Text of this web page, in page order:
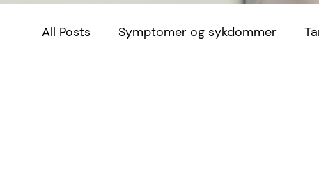
All Posts Symptomer og sykdommer